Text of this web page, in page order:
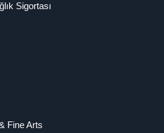
Sigortası
Fine Arts